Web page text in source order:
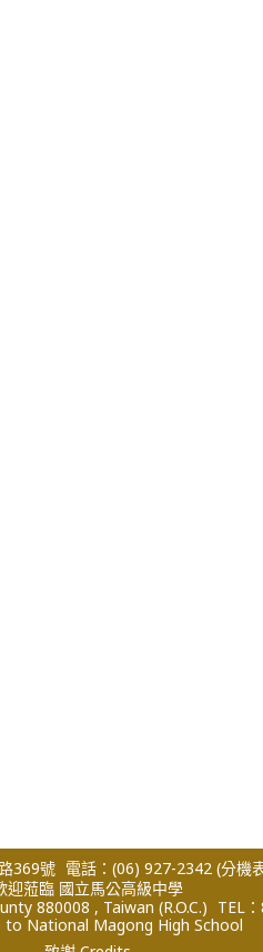
369號 電話：(06) 927-2342 (分機
迎蒞臨 國立馬公高級中學
880008 , Taiwan (R.O.C.) TEL
to National Magong High School